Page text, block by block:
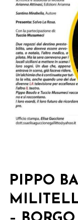
PIPPO